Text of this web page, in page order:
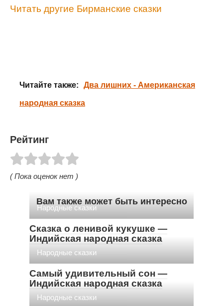
Читать другие Бирманские сказки
Читайте также: Два лишних - Американская
народная сказка
Рейтинг
( Пока оценок нет )
Вам также может быть интересно
Народные сказки
Сказка о ленивой кукушке —
Индийская народная сказка
Народные сказки
Самый удивительный сон —
Индийская народная сказка
Народные сказки